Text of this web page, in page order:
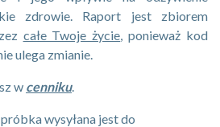
zdrowie. Raport jest zbiorem
całe Twoje życie, ponieważ kod
ulega zmianie.
w cenniku.
wysyłana jest do